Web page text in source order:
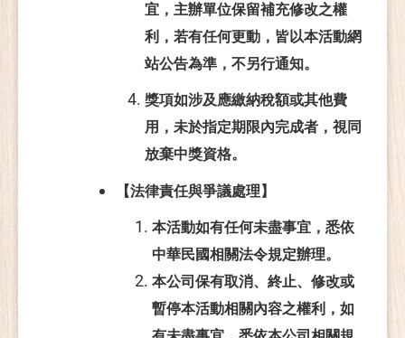
宜，主辦單位保留補充修改之權
利，若有任何更動，皆以本活動網
站公告為準，不另行通知。
獎項如涉及應繳納稅額或其他費
用，未於指定期限內完成者，視同
放棄中獎資格。
【法律責任與爭議處理】
本活動如有任何未盡事宜，悉依
中華民國相關法令規定辦理。
本公司保有取消、終止、修改或
暫停本活動相關內容之權利，如